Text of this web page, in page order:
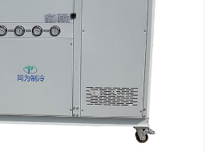
wysyłki, a my oferujemy
techniczne po sprzedaży, aby
utrzymuje twoje procesy